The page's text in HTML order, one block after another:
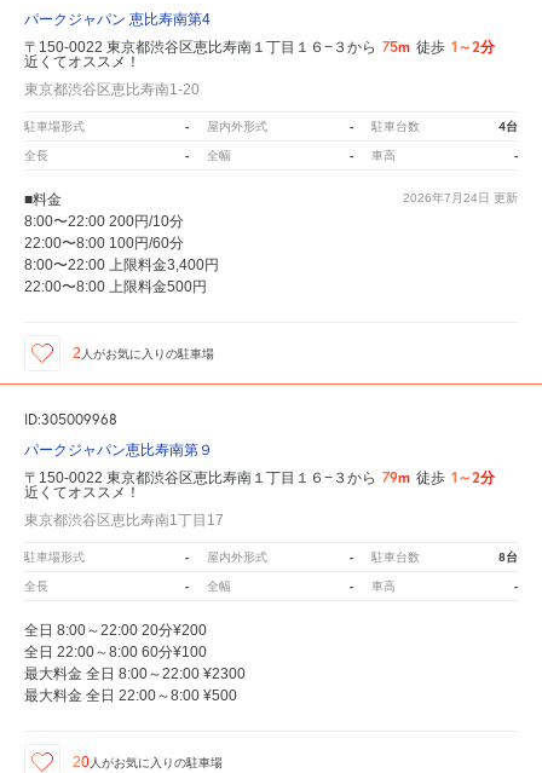
パークジャパン 恵比寿南第4
〒150-0022 東京都渋谷区恵比寿南１丁目１６−３から 75m 徒歩 1～2分
近くてオススメ！
東京都渋谷区恵比寿南1-20
駐車場形式 - 屋内外形式 - 駐車台数 4台
全長 - 全幅 - 車高 -
2026年7月24日 更新
■料金
8:00〜22:00 200円/10分
22:00〜8:00 100円/60分
8:00〜22:00 上限料金3,400円
22:00〜8:00 上限料金500円
2 人がお気に入りの駐車場
ID:305009968
パークジャパン恵比寿南第９
〒150-0022 東京都渋谷区恵比寿南１丁目１６−３から 79m 徒歩 1～2分
近くてオススメ！
東京都渋谷区恵比寿南1丁目17
駐車場形式 - 屋内外形式 - 駐車台数 8台
全長 - 全幅 - 車高 -
全日 8:00～22:00 20分¥200
全日 22:00～8:00 60分¥100
最大料金 全日 8:00～22:00 ¥2300
最大料金 全日 22:00～8:00 ¥500
20人がお気に入りの駐車場